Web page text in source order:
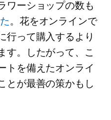
ワーショップの数も
。花をオンラインで
行って購入するより
す。したがって、こ
トを備えたオンライ
とが最善の策かもし